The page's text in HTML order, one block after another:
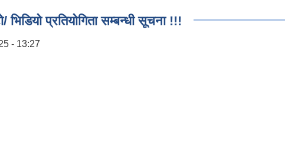
भिडियो प्रतियोगिता सम्बन्धी सूचना !!!
- 13:27